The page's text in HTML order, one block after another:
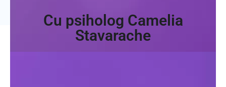
Cu psiholog Camelia
Stavarache